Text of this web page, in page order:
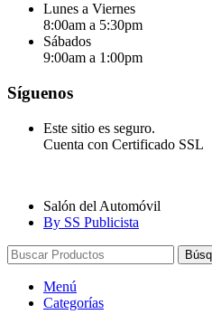
Lunes a Viernes
8:00am a 5:30pm
Sábados
9:00am a 1:00pm
Síguenos
Este sitio es seguro.
Cuenta con Certificado SSL
Salón del Automóvil
By SS Publicista
Menú
Categorías